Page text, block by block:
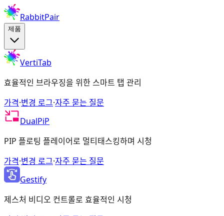
RabbitPair
제품
VertiTab
효율적인 브라우징을 위한 스마트 탭 관리
가격·변경 로그·자주 묻는 질문
DualPiP
PIP 플로팅 플레이어로 멀티태스킹하며 시청
가격·변경 로그·자주 묻는 질문
Gestify
제스처 비디오 컨트롤로 효율적인 시청